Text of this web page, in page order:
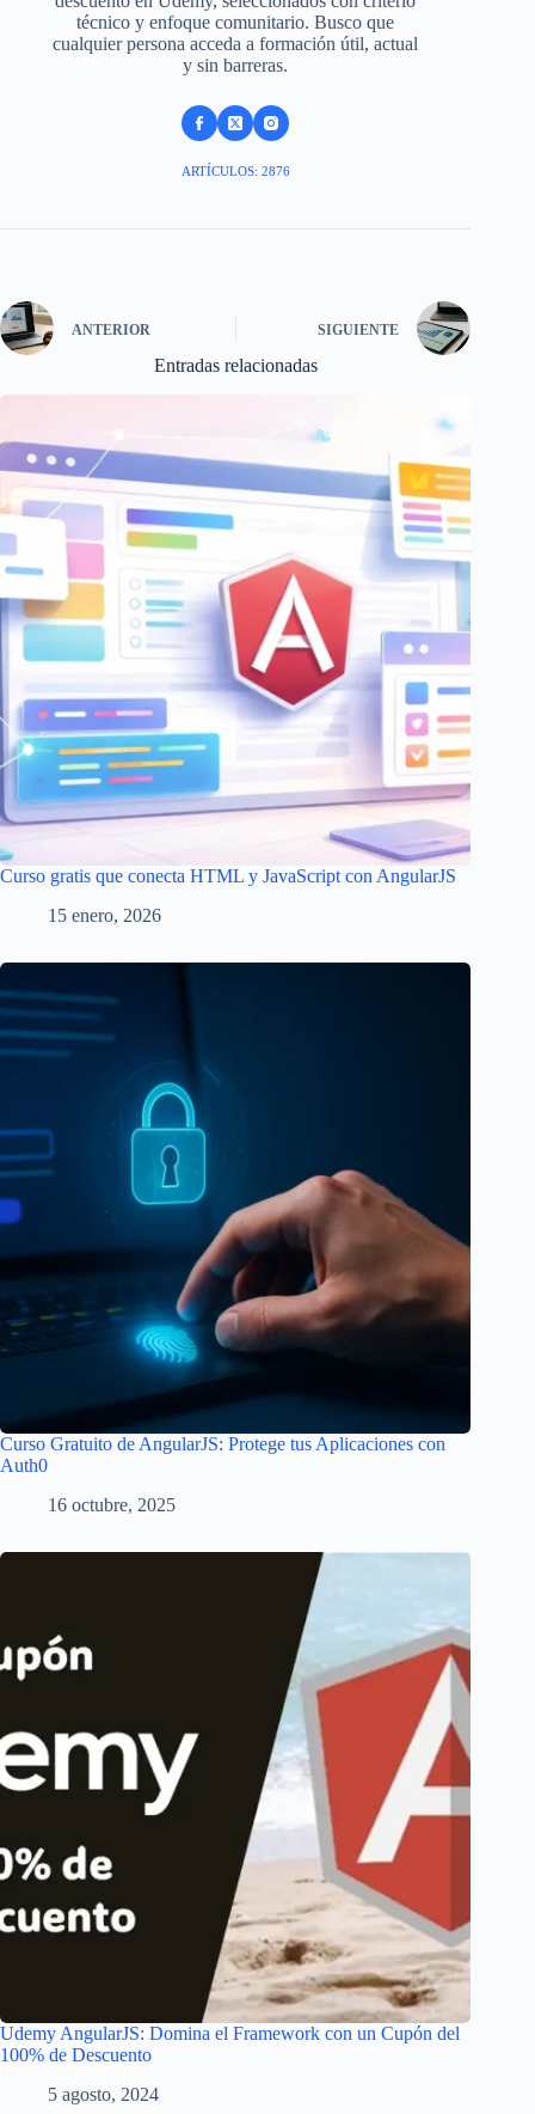
técnico y enfoque comunitario. Busco que
cualquier persona acceda a formación útil, actual
y sin barreras.
ARTÍCULOS: 2876
ANTERIOR SIGUIENTE
Entradas relacionadas
Curso gratis que conecta HTML y JavaScript con AngularJS
15 enero, 2026
Curso Gratuito de AngularJS: Protege tus Aplicaciones con
Auth0
16 octubre, 2025
Udemy AngularJS: Domina el Framework con un Cupón del
100% de Descuento
5 agosto, 2024